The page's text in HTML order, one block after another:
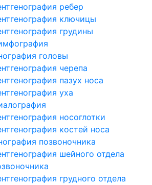
ребер
ключицы
грудины
головы
черепа
пазух носа
уха
носоглотки
костей носа
позвоночника
шейного отдела
грудного отдела